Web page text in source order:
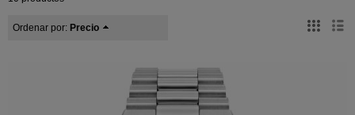
Ordenar por: Precio